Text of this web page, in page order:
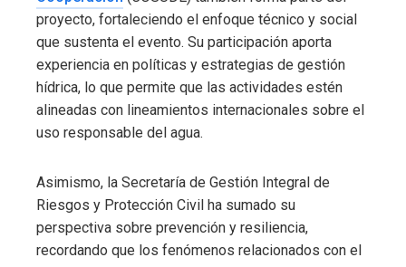
proyecto, fortaleciendo el enfoque técnico y social
que sustenta el evento. Su participación aporta
experiencia en políticas y estrategias de gestión
hídrica, lo que permite que las actividades estén
alineadas con lineamientos internacionales sobre el
uso responsable del agua.
Asimismo, la Secretaría de Gestión Integral de
Riesgos y Protección Civil ha sumado su
perspectiva sobre prevención y resiliencia,
recordando que los fenómenos relacionados con el